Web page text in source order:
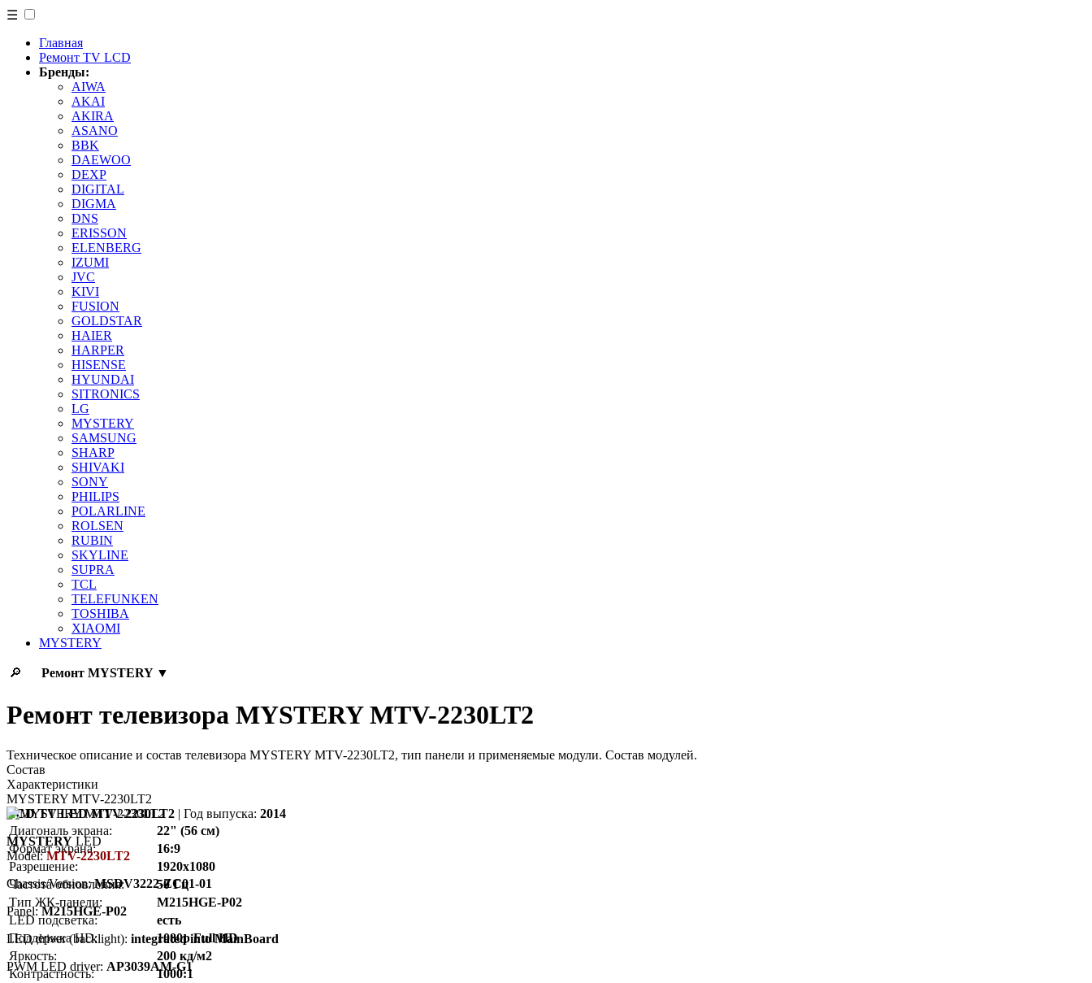
☰
Главная
Ремонт TV LCD
Бренды:
AIWA
AKAI
AKIRA
ASANO
BBK
DAEWOO
DEXP
DIGITAL
DIGMA
DNS
ERISSON
ELENBERG
IZUMI
JVC
KIVI
FUSION
GOLDSTAR
HAIER
HARPER
HISENSE
HYUNDAI
SITRONICS
LG
MYSTERY
SAMSUNG
SHARP
SHIVAKI
SONY
PHILIPS
POLARLINE
ROLSEN
RUBIN
SKYLINE
SUPRA
TCL
TELEFUNKEN
TOSHIBA
XIAOMI
MYSTERY
🔎 Ремонт MYSTERY▼
Ремонт телевизора MYSTERY MTV-2230LT2
Техническое описание и состав телевизора MYSTERY MTV-2230LT2, тип панели и применяемые модули. Состав модулей.
Состав
Характеристики
MYSTERY MTV-2230LT2
LCD TV LED MTV-2230LT2 | Год выпуска: 2014
Диагональ экрана:
22" (56 см)
Формат экрана:
16:9
Разрешение:
1920x1080
Частота обновления:
50 Гц
Тип ЖК-панели:
M215HGE-P02
LED подсветка:
есть
Поддержка HD:
1080p Full HD
Яркость:
200 кд/м2
Контрастность:
1000:1
MYSTERY LED
Model:MTV-2230LT2
Chassis/Version:MSDV3222-ZC01-01
Panel:M215HGE-P02
LED driver (backlight): integrated into MainBoard
PWM LED driver: AP3039AM-G1